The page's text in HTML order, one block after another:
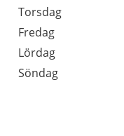
Torsdag
Fredag
Lördag
Söndag